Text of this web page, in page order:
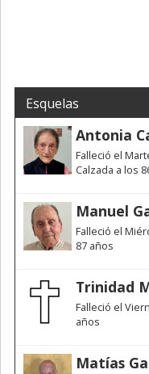
Esquelas
Antonia
Falleció el
Calzada a los
Manuel
Falleció el
87 años
Trinidad
Falleció el
años
Matías